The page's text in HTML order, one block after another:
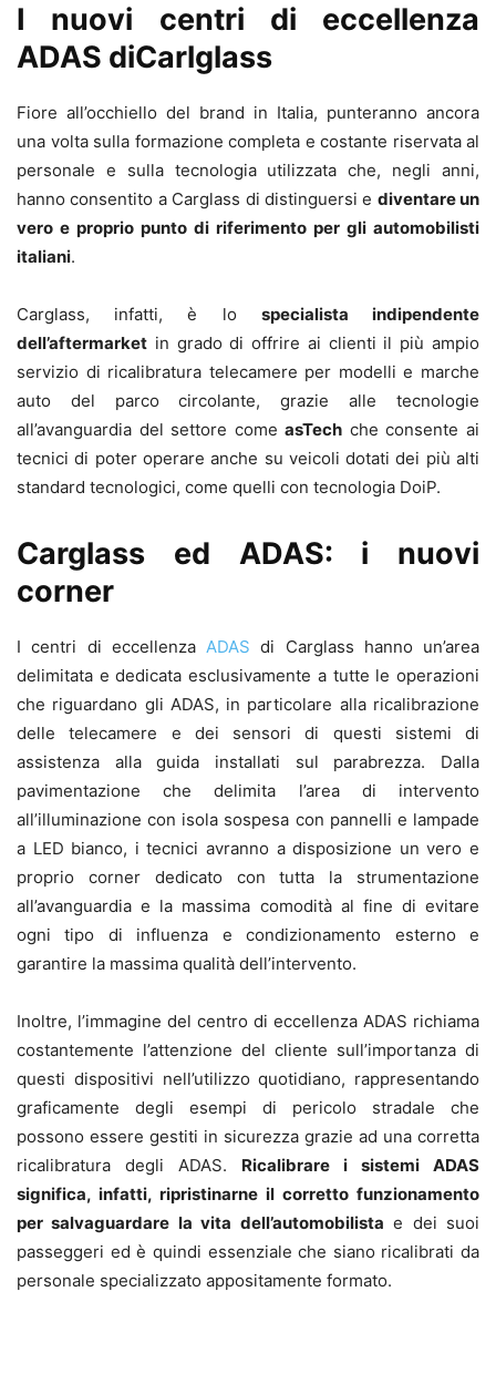
I nuovi centri di eccellenza
ADAS diCarlglass
Fiore all’occhiello del brand in Italia, punteranno ancora
una volta sulla formazione completa e costante riservata al
personale e sulla tecnologia utilizzata che, negli anni,
hanno consentito a Carglass di distinguersi e diventare un
vero e proprio punto di riferimento per gli automobilisti
italiani.
Carglass, infatti, è lo specialista indipendente
dell’aftermarket in grado di offrire ai clienti il più ampio
servizio di ricalibratura telecamere per modelli e marche
auto del parco circolante, grazie alle tecnologie
all’avanguardia del settore comeasTech che consente ai
tecnici di poter operare anche su veicoli dotati dei più alti
standard tecnologici, come quelli con tecnologia DoiP.
Carglass ed ADAS: i nuovi
corner
I centri di eccellenza ADAS di Carglass hanno un’area
delimitata e dedicata esclusivamente a tutte le operazioni
che riguardano gli ADAS, in particolare alla ricalibrazione
delle telecamere e dei sensori di questi sistemi di
assistenza alla guida installati sul parabrezza. Dalla
pavimentazione che delimita l’area di intervento
all’illuminazione con isola sospesa con pannelli e lampade
a LED bianco, i tecnici avranno a disposizione un vero e
proprio corner dedicato con tutta la strumentazione
all’avanguardia e la massima comodità al fine di evitare
ogni tipo di influenza e condizionamento esterno e
garantire la massima qualità dell’intervento.
Inoltre, l’immagine del centro di eccellenza ADAS richiama
costantemente l’attenzione del cliente sull’importanza di
questi dispositivi nell’utilizzo quotidiano, rappresentando
graficamente degli esempi di pericolo stradale che
possono essere gestiti in sicurezza grazie ad una corretta
ricalibratura degli ADAS. Ricalibrare i sistemi ADAS
significa, infatti, ripristinarne il corretto funzionamento
per salvaguardare la vita dell’automobilista e dei suoi
passeggeri ed è quindi essenziale che siano ricalibrati da
personale specializzato appositamente formato.